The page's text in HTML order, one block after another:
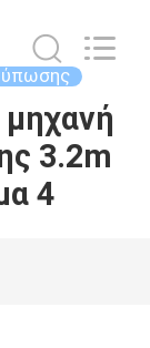
3.2m
4